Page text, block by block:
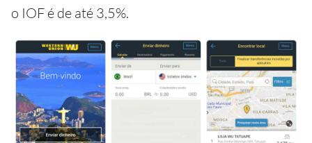
o IOF é de até 3,5%.